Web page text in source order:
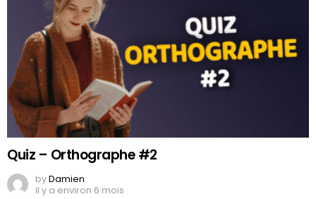
Quiz – Orthographe #2
byDamien
il y a environ 6 mois